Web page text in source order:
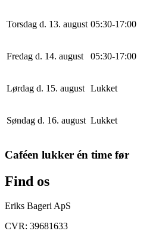
Torsdag d. 13. august 05:30-17:00
Fredag d. 14. august 05:30-17:00
Lørdag d. 15. august Lukket
Søndag d. 16. august Lukket
Caféen lukker én time før
Find os
Eriks Bageri ApS
CVR: 39681633